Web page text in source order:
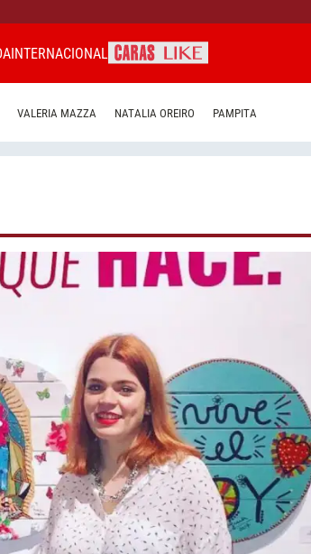
INTERNACIONAL
VALERIA MAZZA NATALIA OREIRO PAMPITA